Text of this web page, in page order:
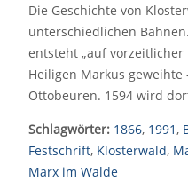
Die Geschichte von
unterschiedlichen
entsteht „auf vorzeitlicher
Heiligen Markus geweihte
Ottobeuren. 1594 wird
Schlagwörter: 1866, 1991,
Festschrift, Klosterwald,
Marx im Walde